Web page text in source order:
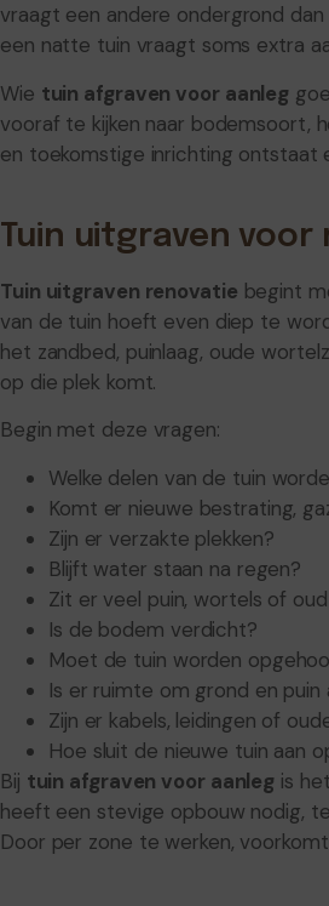
vraagt een andere ondergrond
een natte tuin vraagt soms extra
Wie tuin afgraven voor aanleg
vooraf te kijken naar bodemsoort,
en toekomstige inrichting ontstaat
Tuin uitgraven
Tuin uitgraven renovatie begint
van de tuin hoeft even diep te
het zandbed, puinlaag, oude
op die plek komt.
Begin met deze vragen:
Welke delen van de tuin
Komt er nieuwe bestrating,
Zijn er verzakte plekken?
Blijft water staan na regen?
Zit er veel puin, wortels of
Is de bodem verdicht?
Moet de tuin worden
Is er ruimte om grond en
Zijn er kabels, leidingen of
Hoe sluit de nieuwe tuin aan
Bij tuin afgraven voor aanleg is
heeft een stevige opbouw nodig,
Door per zone te werken,